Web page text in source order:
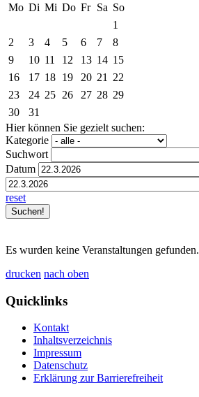
Mo Di Mi Do Fr Sa So
1
2
3 4 5 6 7
8
9
10 11 12 13 14 15
16
17 18 19 20 21
22
23
24 25 26 27 28 29
30
31
Hier können Sie gezielt suchen:
Kategorie
Suchwort
Datum
reset
Es wurden keine Veranstaltungen gefunden.
drucken nach oben
Quicklinks
Kontakt
Inhaltsverzeichnis
Impressum
Datenschutz
Erklärung zur Barrierefreiheit